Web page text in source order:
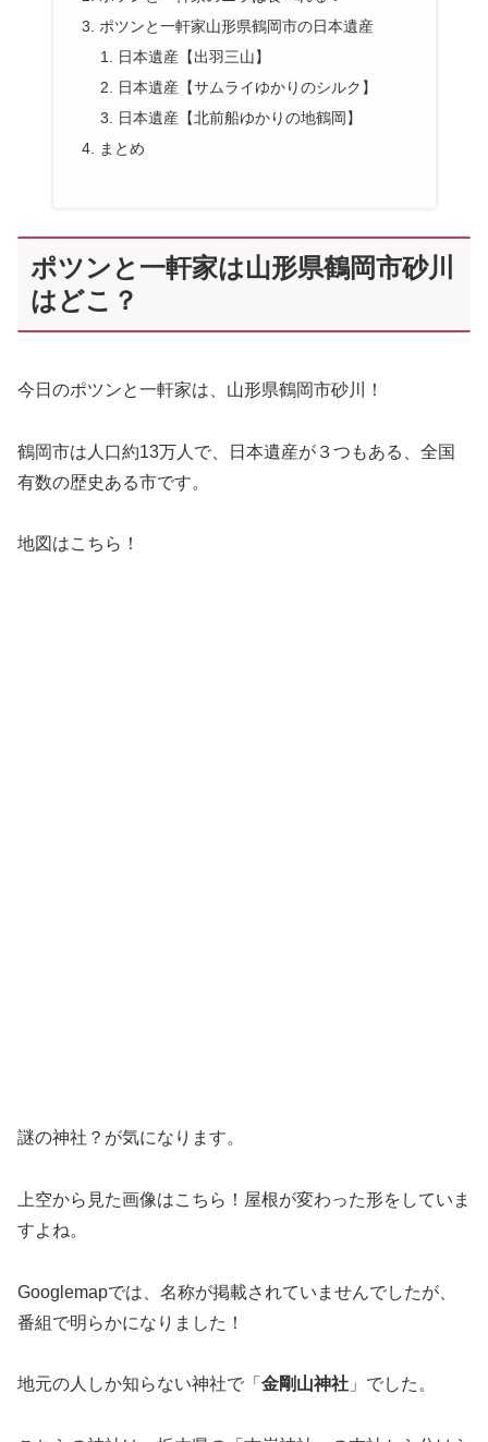
ポツンと一軒家山形県鶴岡市の日本遺産
日本遺産【出羽三山】
日本遺産【サムライゆかりのシルク】
日本遺産【北前船ゆかりの地鶴岡】
まとめ
ポツンと一軒家は山形県鶴岡市砂川
はどこ？
今日のポツンと一軒家は、山形県鶴岡市砂川！
鶴岡市は人口約13万人で、日本遺産が３つもある、全国
有数の歴史ある市です。
地図はこちら！
謎の神社？が気になります。
上空から見た画像はこちら！屋根が変わった形をしていま
すよね。
Googlemapでは、名称が掲載されていませんでしたが、
番組で明らかになりました！
地元の人しか知らない神社で「 金剛山神社 」でした。